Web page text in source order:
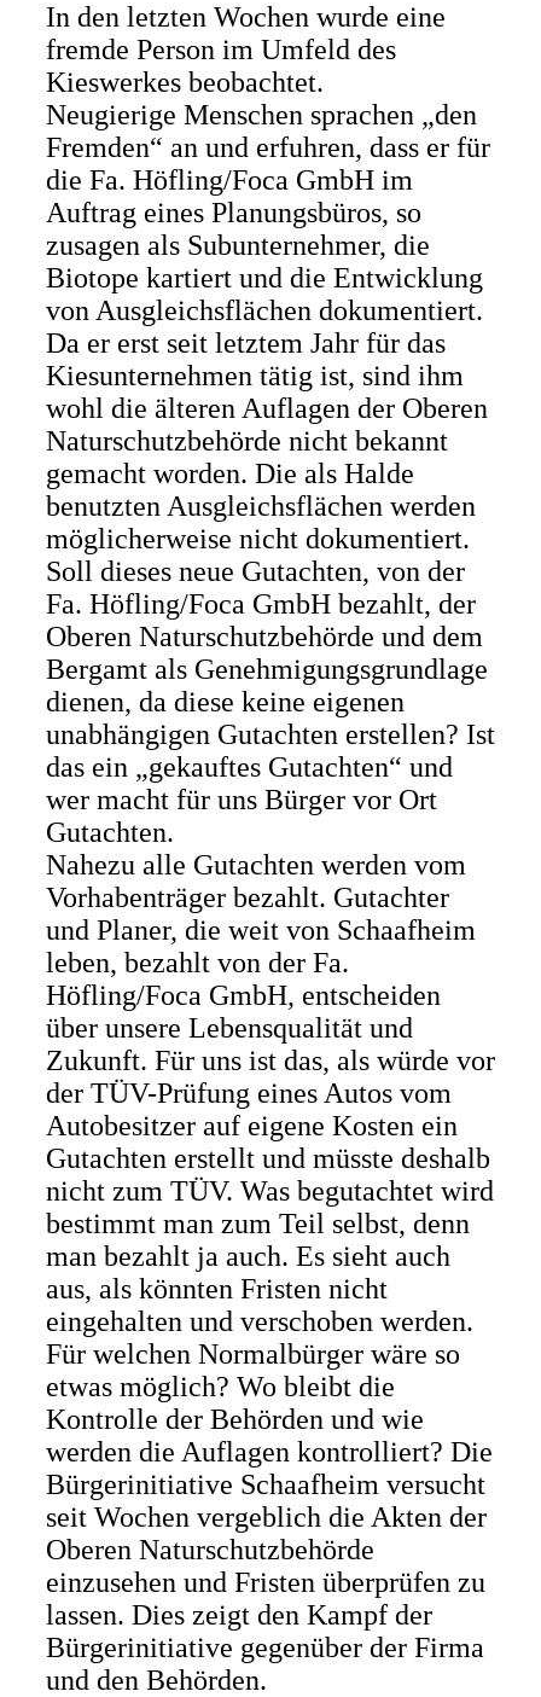
In den letzten Wochen wurde eine
fremde Person im Umfeld des
Kieswerkes beobachtet.
Neugierige Menschen sprachen „den
Fremden“ an und erfuhren, dass er für
die Fa. Höfling/Foca GmbH im
Auftrag eines Planungsbüros, so
zusagen als Subunternehmer, die
Biotope kartiert und die Entwicklung
von Ausgleichsflächen dokumentiert.
Da er erst seit letztem Jahr für das
Kiesunternehmen tätig ist, sind ihm
wohl die älteren Auflagen der Oberen
Naturschutzbehörde nicht bekannt
gemacht worden. Die als Halde
benutzten Ausgleichsflächen werden
möglicherweise nicht dokumentiert.
Soll dieses neue Gutachten, von der
Fa. Höfling/Foca GmbH bezahlt, der
Oberen Naturschutzbehörde und dem
Bergamt als Genehmigungsgrundlage
dienen, da diese keine eigenen
unabhängigen Gutachten erstellen? Ist
das ein „gekauftes Gutachten“ und
wer macht für uns Bürger vor Ort
Gutachten.
Nahezu alle Gutachten werden vom
Vorhabenträger bezahlt. Gutachter
und Planer, die weit von Schaafheim
leben, bezahlt von der Fa.
Höfling/Foca GmbH, entscheiden
über unsere Lebensqualität und
Zukunft. Für uns ist das, als würde vor
der TÜV-Prüfung eines Autos vom
Autobesitzer auf eigene Kosten ein
Gutachten erstellt und müsste deshalb
nicht zum TÜV. Was begutachtet wird
bestimmt man zum Teil selbst, denn
man bezahlt ja auch. Es sieht auch
aus, als könnten Fristen nicht
eingehalten und verschoben werden.
Für welchen Normalbürger wäre so
etwas möglich? Wo bleibt die
Kontrolle der Behörden und wie
werden die Auflagen kontrolliert? Die
Bürgerinitiative Schaafheim versucht
seit Wochen vergeblich die Akten der
Oberen Naturschutzbehörde
einzusehen und Fristen überprüfen zu
lassen. Dies zeigt den Kampf der
Bürgerinitiative gegenüber der Firma
und den Behörden.